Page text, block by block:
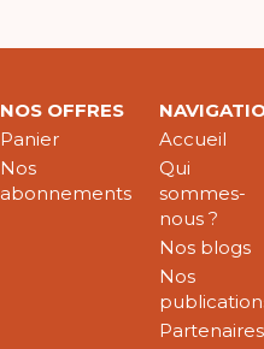
NOS OFFRES
Panier
Nos
abonnements
Accueil
Qui
sommes-
nous ?
Nos blogs
Nos
Partenaires